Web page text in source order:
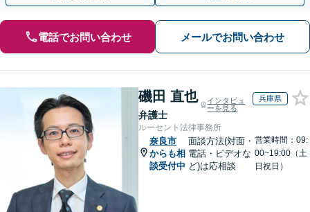
電話でお問い合わせ メールでお問い合わせ
磯田 直也
弁護士
インタビュ
ーを見る
兵庫県
ルーセント法律事務所
奈良市
からも相
談受付中
面談方法(対面・
電話・ビデオな
ど)は応相談
営業時間：09:
00~19:00（土
日祝日）